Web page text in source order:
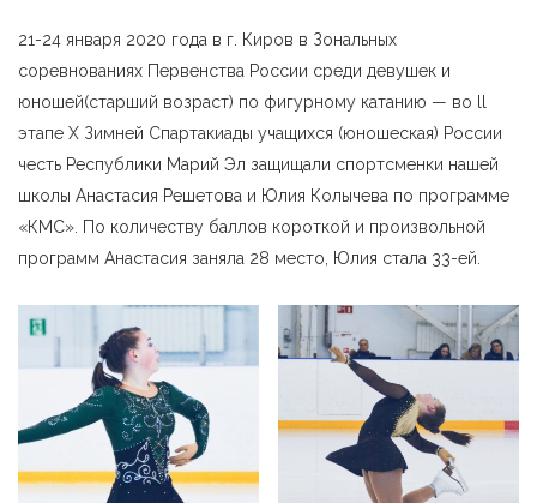
21-24 января 2020 года в г. Киров в Зональных
соревнованиях Первенства России среди девушек и
юношей(старший возраст) по фигурному катанию — во ll
этапе X Зимней Спартакиады учащихся (юношеская) России
честь Республики Марий Эл защищали спортсменки нашей
школы Анастасия Решетова и Юлия Колычева по программе
«КМС». По количеству баллов короткой и произвольной
программ Анастасия заняла 28 место, Юлия стала 33-ей.